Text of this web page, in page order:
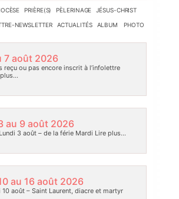
PRIÈRE(S) PÈLERINAGE JÉSUS-CHRIST
NEWSLETTER ACTUALITÉS ALBUM PHOTO
7 août 2026
reçu ou pas encore inscrit à l’infolettre
au 9 août 2026
3 août – de la férie Mardi Lire plus…
au 16 août 2026
10 août – Saint Laurent, diacre et martyr